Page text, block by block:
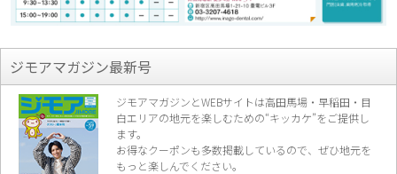
ジモアマガジン最新号
ジモアマガジンとWEBサイトは高田馬場・早稲田・目
白エリアの地元を楽しむための“キッカケ”をご提供し
ます。
お得なクーポンも多数掲載しているので、 ぜひ地元を
もっと楽しんでください。